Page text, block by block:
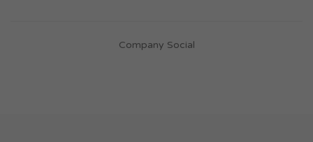
Company Social